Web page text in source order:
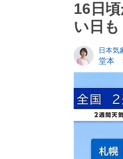
16日
い日
日本気
堂本